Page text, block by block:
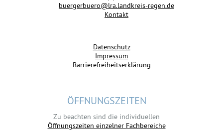
buergerbuero@lra.landkreis-regen.de
Kontakt
Datenschutz
Impressum
Barrierefreiheitserklärung
ÖFFNUNGSZEITEN
Zu beachten sind die individuellen
Öffnungszeiten einzelner Fachbereiche